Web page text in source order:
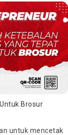
Brosur
untuk mencetak